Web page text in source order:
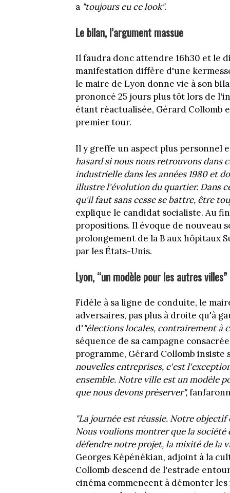
a "toujours eu ce look".
Le bilan, l’argument massue
Il faudra donc attendre 16h30 et le
manifestation diffère d'une
le maire de Lyon donne vie à son
prononcé 25 jours plus tôt lors de
étant réactualisée, Gérard Collomb
premier tour.
Il y greffe un aspect plus personnel
hasard si nous nous retrouvons
industrielle dans les années 1980 et
illustre l'évolution du quartier. Dans
qu'il faut sans cesse se battre, être
explique le candidat socialiste. Au
propositions. Il évoque de nouveau
prolongement de la B aux hôpitaux
par les États-Unis.
Lyon, “un modèle pour les autres villes”
Fidèle à sa ligne de conduite, le
adversaires, pas plus à droite qu'à
d'"élections locales, contrairement à
séquence de sa campagne
programme, Gérard Collomb insiste
nouvelles entreprises, c'est
ensemble. Notre ville est un modèle
que nous devons préserver",
"La journée est réussie. Notre
Nous voulions montrer que la
défendre notre projet, la mixité de la
Georges Képénékian, adjoint à la
Collomb descend de l'estrade
cinéma commencent à démonter